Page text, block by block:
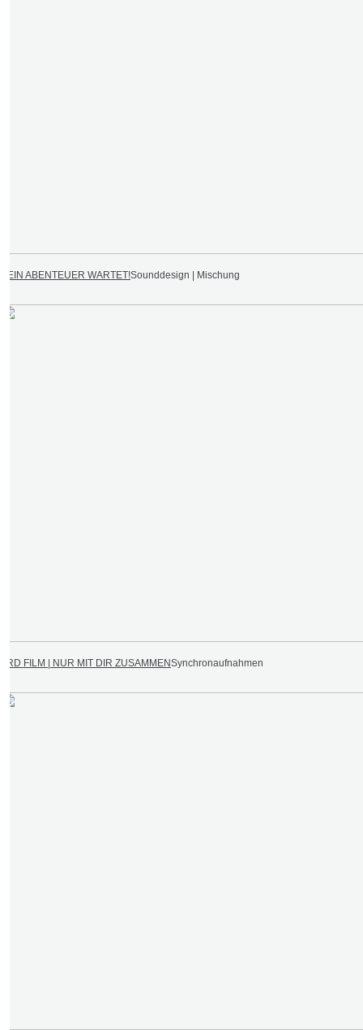
DEIN ABENTEUER WARTET!Sounddesign | Mischung
ARD FILM | NUR MIT DIR ZUSAMMENSynchronaufnahmen